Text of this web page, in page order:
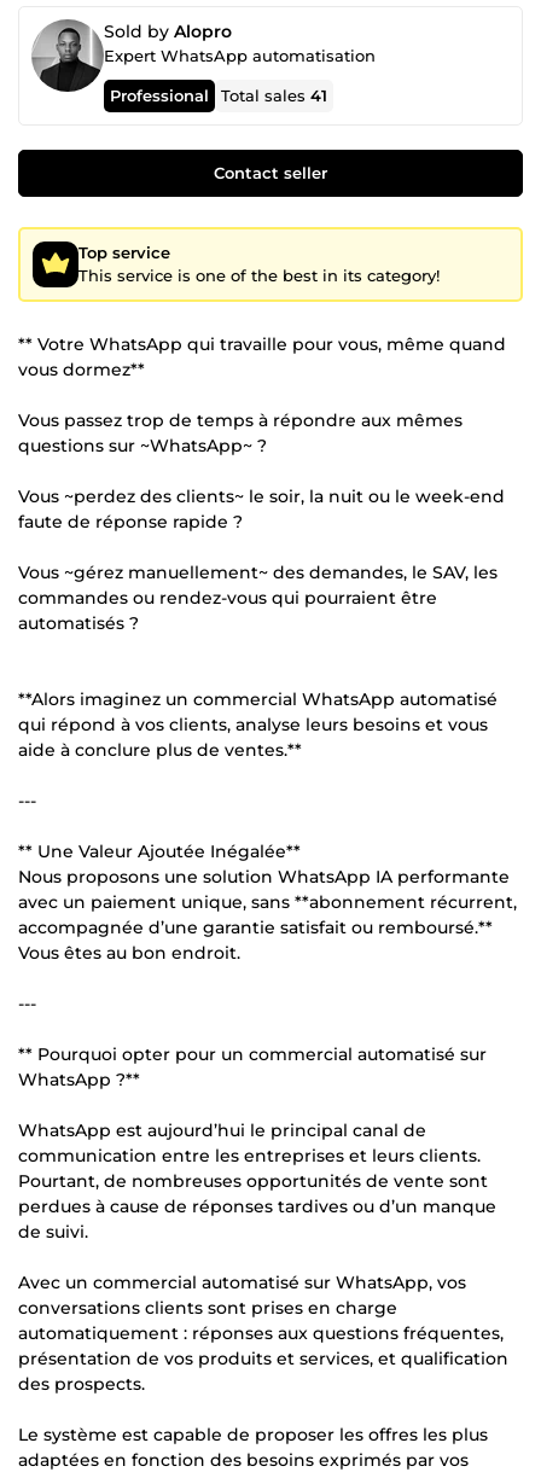
Sold by Alopro
Expert WhatsApp automatisation
Professional Total sales41
Contact seller
Top service
This service is one of the best in its category!
** Votre WhatsApp qui travaille pour vous, même quand
vous dormez**
Vous passez trop de temps à répondre aux mêmes
questions sur ~WhatsApp~ ?
Vous ~perdez des clients~ le soir, la nuit ou le week-end
faute de réponse rapide ?
Vous ~gérez manuellement~ des demandes, le SAV, les
commandes ou rendez-vous qui pourraient être
automatisés ?
**Alors imaginez un commercial WhatsApp automatisé
qui répond à vos clients, analyse leurs besoins et vous
aide à conclure plus de ventes.**
---
** Une Valeur Ajoutée Inégalée**
Nous proposons une solution WhatsApp IA performante
avec un paiement unique, sans **abonnement récurrent,
accompagnée d’une garantie satisfait ou remboursé.**
Vous êtes au bon endroit.
---
** Pourquoi opter pour un commercial automatisé sur
WhatsApp ?**
WhatsApp est aujourd’hui le principal canal de
communication entre les entreprises et leurs clients.
Pourtant, de nombreuses opportunités de vente sont
perdues à cause de réponses tardives ou d’un manque
de suivi.
Avec un commercial automatisé sur WhatsApp, vos
conversations clients sont prises en charge
automatiquement : réponses aux questions fréquentes,
présentation de vos produits et services, et qualification
des prospects.
Le système est capable de proposer les offres les plus
adaptées en fonction des besoins exprimés par vos